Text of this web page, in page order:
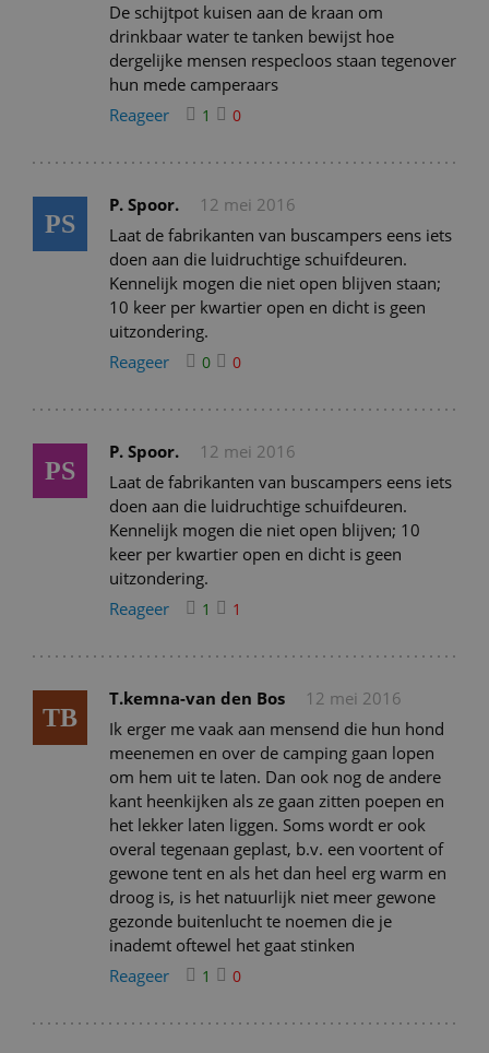
De schijtpot kuisen aan de kraan om
drinkbaar water te tanken bewijst hoe
dergelijke mensen respecloos staan tegenover
hun mede camperaars
Reageer
1 0
PS
P. Spoor.
12 mei 2016
Laat de fabrikanten van buscampers eens iets
doen aan die luidruchtige schuifdeuren.
Kennelijk mogen die niet open blijven staan;
10 keer per kwartier open en dicht is geen
uitzondering.
Reageer
0 0
PS
P. Spoor.
12 mei 2016
Laat de fabrikanten van buscampers eens iets
doen aan die luidruchtige schuifdeuren.
Kennelijk mogen die niet open blijven; 10
keer per kwartier open en dicht is geen
uitzondering.
Reageer
1 1
TB
T.kemna-van den Bos
12 mei 2016
Ik erger me vaak aan mensend die hun hond
meenemen en over de camping gaan lopen
om hem uit te laten. Dan ook nog de andere
kant heenkijken als ze gaan zitten poepen en
het lekker laten liggen. Soms wordt er ook
overal tegenaan geplast, b.v. een voortent of
gewone tent en als het dan heel erg warm en
droog is, is het natuurlijk niet meer gewone
gezonde buitenlucht te noemen die je
inademt oftewel het gaat stinken
Reageer
1 0